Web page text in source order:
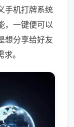
手机打牌系统
，一键便可以
想分享给好友
。